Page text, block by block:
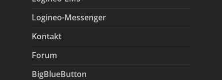
Logineo-Messenger
Kontakt
Forum
BigBlueButton